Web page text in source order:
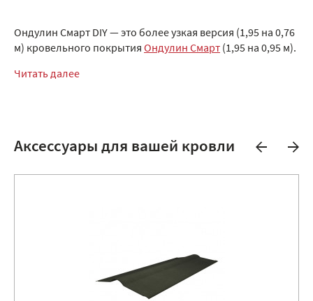
Ондулин Смарт DIY — это более узкая версия (1,95 на 0,76
м) кровельного покрытия Ондулин Смарт (1,95 на 0,95 м).
Читать далее
Аксессуары для вашей кровли